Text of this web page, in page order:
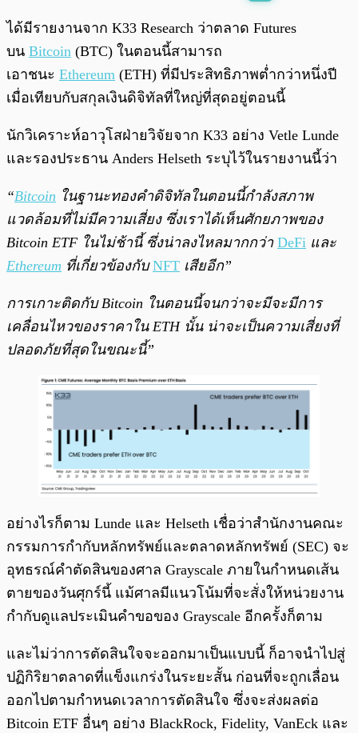
ได้มีรายงานจาก K33 Research ว่าตลาด Futures
บน Bitcoin (BTC) ในตอนนี้สามารถ
เอาชนะ Ethereum (ETH) ที่มีประสิทธิภาพต่ำกว่าหนึ่งปี
เมื่อเทียบกับสกุลเงินดิจิทัลที่ใหญ่ที่สุดอยู่ตอนนี้
นักวิเคราะห์อาวุโสฝ่ายวิจัยจาก K33 อย่าง Vetle Lunde
และรองประธาน Anders Helseth ระบุไว้ในรายงานนี้ว่า
“Bitcoin ในฐานะทองคำดิจิทัลในตอนนี้กำลังสภาพ
แวดล้อมที่ไม่มีความเสี่ยง ซึ่งเราได้เห็นศักยภาพของ
Bitcoin ETF ในไม่ช้านี้ ซึ่งน่าลงไหลมากกว่า DeFi และ
Ethereum ที่เกี่ยวข้องกับNFT เสียอีก”
การเกาะติดกับ Bitcoin ในตอนนี้จนกว่าจะมีจะมีการ
เคลื่อนไหวของราคาใน ETH นั้น น่าจะเป็นความเสี่ยงที่
ปลอดภัยที่สุดในขณะนี้”
อย่างไรก็ตาม Lunde และ Helseth เชื่อว่าสำนักงานคณะ
กรรมการกำกับหลักทรัพย์และตลาดหลักทรัพย์ (SEC) จะ
อุทธรณ์คำตัดสินของศาล Grayscale ภายในกำหนดเส้น
ตายของวันศุกร์นี้ แม้ศาลมีแนวโน้มที่จะสั่งให้หน่วยงาน
กำกับดูแลประเมินคำขอของ Grayscale อีกครั้งก็ตาม
และไม่ว่าการตัดสินใจจะออกมาเป็นแบบนี้ ก็อาจนำไปสู่
ปฏิกิริยาตลาดที่แข็งแกร่งในระยะสั้น ก่อนที่จะถูกเลื่อน
ออกไปตามกำหนดเวลาการตัดสินใจ ซึ่งจะส่งผลต่อ
Bitcoin ETF อื่นๆ อย่าง BlackRock, Fidelity, VanEck และ